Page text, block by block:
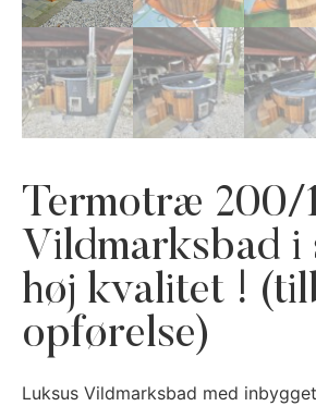
Termotræ 200/
Vildmarksbad i
høj kvalitet !
opførelse)
Luksus Vildmarksbad med